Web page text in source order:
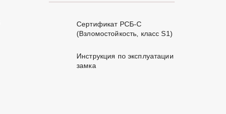
Сертификат РСБ-С
(Взломостойкость, класс S1)
Инструкция по эксплуатации
замка